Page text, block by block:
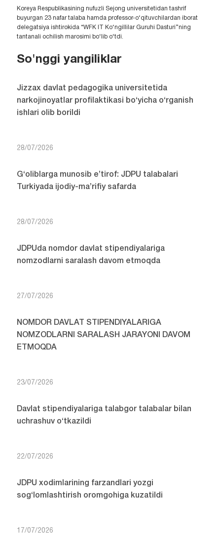
Koreya Respublikasining nufuzli Sejong universitetidan tashrif
buyurgan 23 nafar talaba hamda professor-o‘qituvchilardan iborat
delegatsiya ishtirokida “WFK IT Ko‘ngillilar Guruhi Dasturi”ning
tantanali ochilish marosimi bo‘lib o‘tdi.
So'nggi yangiliklar
Jizzax davlat pedagogika universitetida
narkojinoyatlar profilaktikasi bo‘yicha o‘rganish
ishlari olib borildi
28/07/2026
G‘oliblarga munosib e’tirof: JDPU talabalari
Turkiyada ijodiy-ma’rifiy safarda
28/07/2026
JDPUda nomdor davlat stipendiyalariga
nomzodlarni saralash davom etmoqda
27/07/2026
NOMDOR DAVLAT STIPENDIYALARIGA
NOMZODLARNI SARALASH JARAYONI DAVOM
ETMOQDA
23/07/2026
Davlat stipendiyalariga talabgor talabalar bilan
uchrashuv o‘tkazildi
22/07/2026
JDPU xodimlarining farzandlari yozgi
sog‘lomlashtirish oromgohiga kuzatildi
17/07/2026